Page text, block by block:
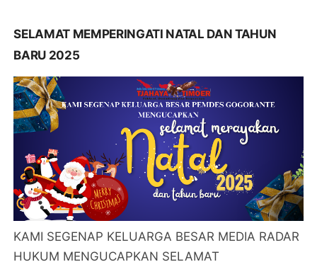
SELAMAT MEMPERINGATI NATAL DAN TAHUN
BARU 2025
KAMI SEGENAP KELUARGA BESAR MEDIA RADAR
HUKUM MENGUCAPKAN SELAMAT